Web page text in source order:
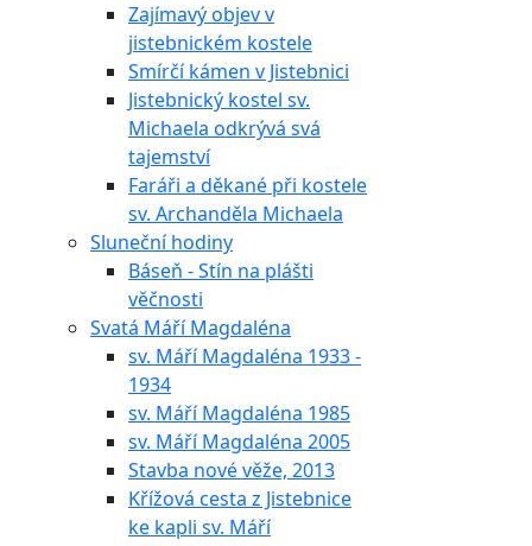
Zajímavý objev v
jistebnickém kostele
Smírčí kámen v Jistebnici
Jistebnický kostel sv.
Michaela odkrývá svá
tajemství
Faráři a děkané při kostele
sv. Archanděla Michaela
Sluneční hodiny
Báseň - Stín na plášti
věčnosti
Svatá Máří Magdaléna
sv. Máří Magdaléna 1933 -
1934
sv. Máří Magdaléna 1985
sv. Máří Magdaléna 2005
Stavba nové věže, 2013
Křížová cesta z Jistebnice
ke kapli sv. Máří